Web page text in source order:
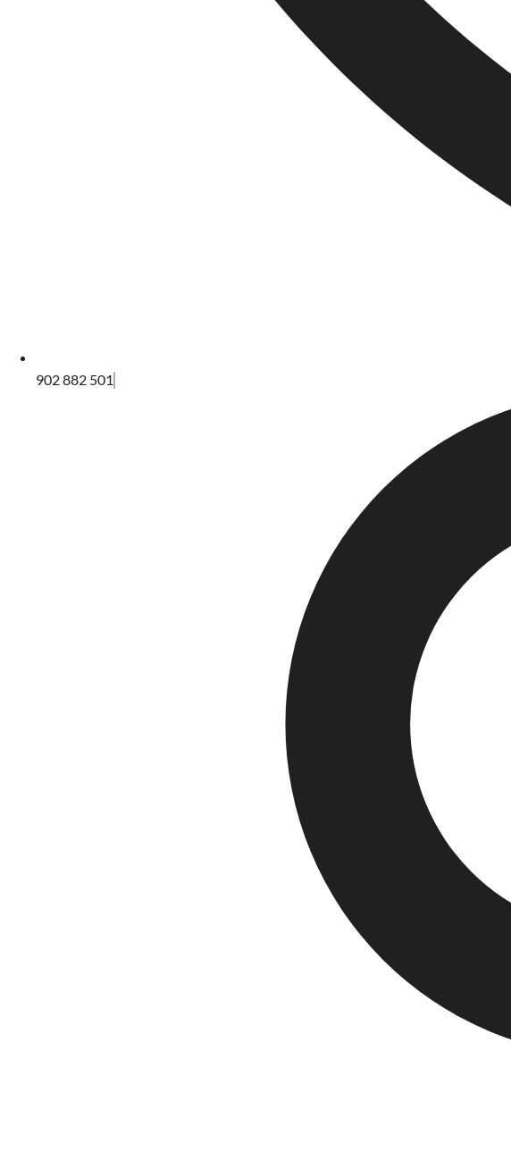
902 882 501